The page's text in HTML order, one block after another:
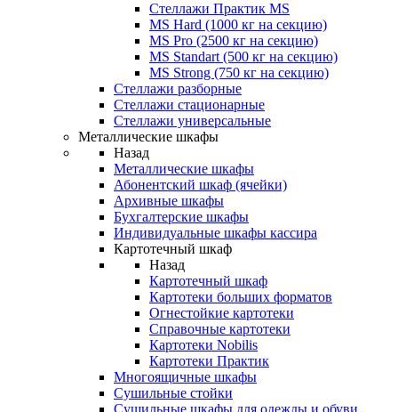
Стеллажи Практик MS
MS Hard (1000 кг на секцию)
MS Pro (2500 кг на секцию)
MS Standart (500 кг на секцию)
MS Strong (750 кг на секцию)
Стеллажи разборные
Стеллажи стационарные
Стеллажи универсальные
Металлические шкафы
Назад
Металлические шкафы
Абонентский шкаф (ячейки)
Архивные шкафы
Бухгалтерские шкафы
Индивидуальные шкафы кассира
Картотечный шкаф
Назад
Картотечный шкаф
Картотеки больших форматов
Огнестойкие картотеки
Справочные картотеки
Картотеки Nobilis
Картотеки Практик
Многоящичные шкафы
Сушильные стойки
Сушильные шкафы для одежды и обуви